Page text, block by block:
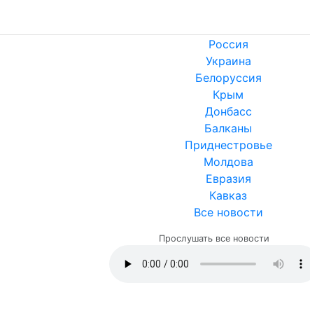
Россия
Украина
Белоруссия
Крым
Донбасс
Балканы
Приднестровье
Молдова
Евразия
Кавказ
Все новости
Прослушать все новости